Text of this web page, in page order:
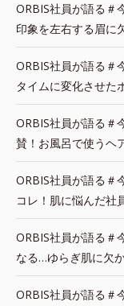
ORBIS社員が語る＃
印象を左右する眉に
ORBIS社員が語る＃
タイムに変化させた
ORBIS社員が語る＃
賛！お風呂で使うヘ
ORBIS社員が語る＃
コレ！肌に悩んだ社
ORBIS社員が語る＃
なる…ゆらぎ肌に欠
ORBIS社員が語る＃